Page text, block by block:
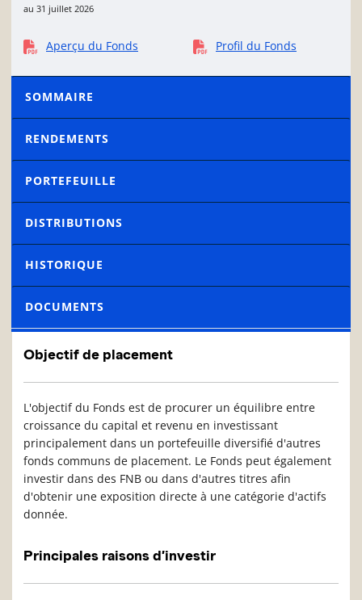
au 31 juillet 2026
Aperçu du Fonds Profil du Fonds
SOMMAIRE
RENDEMENTS
PORTEFEUILLE
DISTRIBUTIONS
HISTORIQUE
DOCUMENTS
Objectif de placement
L'objectif du Fonds est de procurer un équilibre entre
croissance du capital et revenu en investissant
principalement dans un portefeuille diversifié d'autres
fonds communs de placement. Le Fonds peut également
investir dans des FNB ou dans d'autres titres afin
d'obtenir une exposition directe à une catégorie d'actifs
donnée.
Principales raisons d’investir